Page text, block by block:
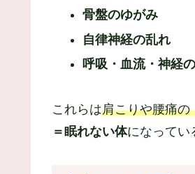
骨盤のゆがみ
自律神経の乱れ
呼吸・血流・神経
これらは肩こりや腰痛の
＝眠れない体になってい